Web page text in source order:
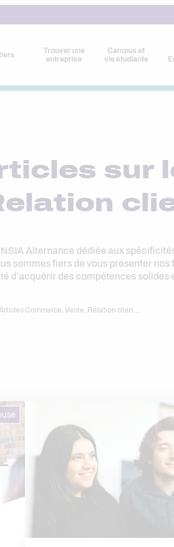
Trouver une
entreprise
Campus et
vie étudiante
sur
Alternance dédiée aux
sommes fiers de vous présenter
d’acquérir des compétences solides
Commerce, Vente, Relation clien…